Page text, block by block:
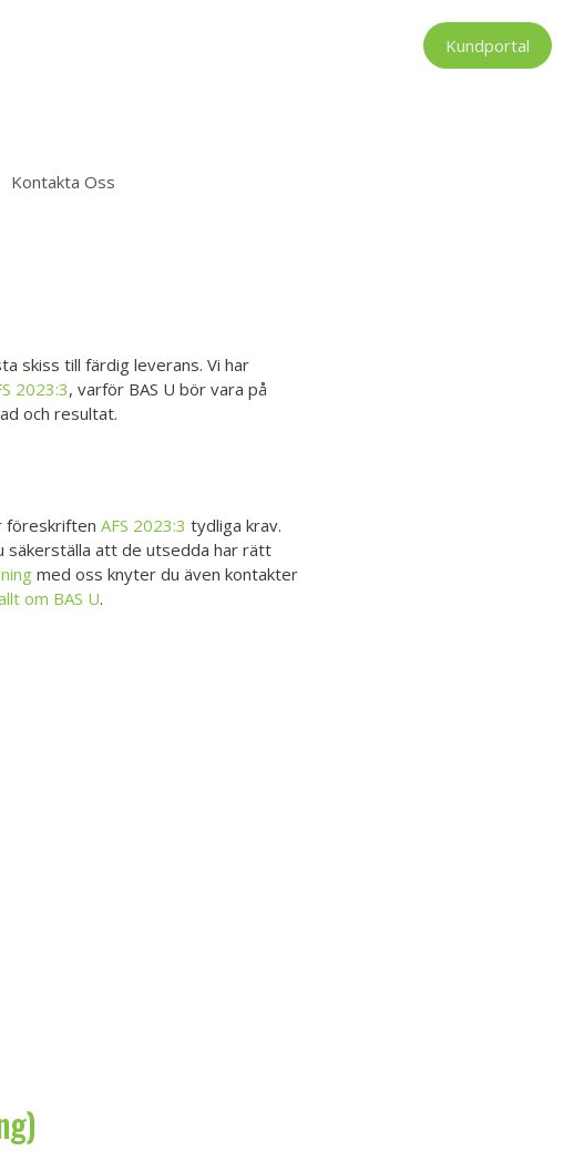
Kundportal
Kontakta Oss
skiss till färdig leverans. Vi har
2023:3, varför BAS U bör vara på
och resultat.
föreskriften AFS 2023:3 tydliga krav.
säkerställa att de utsedda har rätt
med oss knyter du även kontakter
om BAS U.